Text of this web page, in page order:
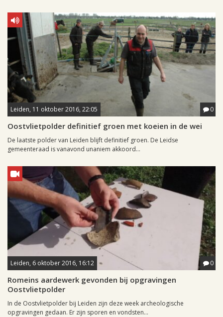
Leiden, 11 oktober 2016, 22:05 0
Oostvlietpolder definitief groen met koeien in de wei
De laatste polder van Leiden blijft definitief groen. De Leidse
gemeenteraad is vanavond unaniem akkoord...
Leiden, 6 oktober 2016, 16:12 0
Romeins aardewerk gevonden bij opgravingen
Oostvlietpolder
In de Oostvlietpolder bij Leiden zijn deze week archeologische
opgravingen gedaan. Er zijn sporen en vondsten...